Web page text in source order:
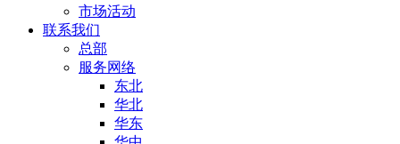
市场活动
联系我们
总部
服务网络
东北
华北
华东